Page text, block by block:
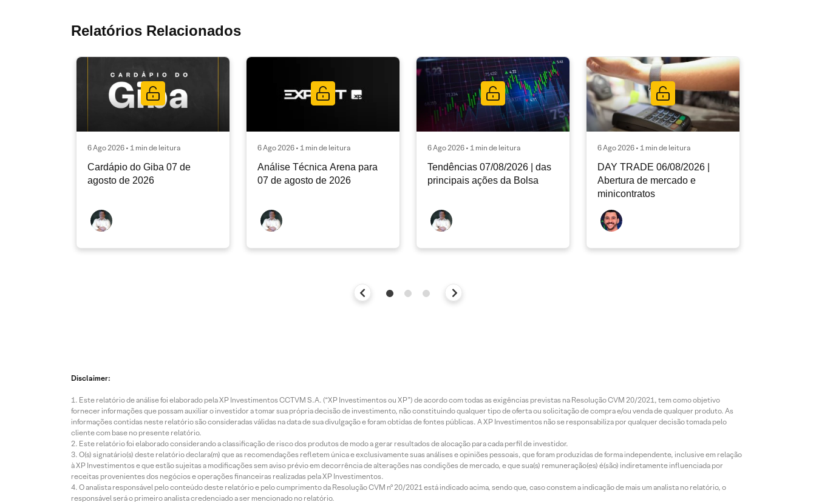
Relatórios Relacionados
6 Ago 2026 • 1 min de leitura
Cardápio do Giba 07 de
agosto de 2026
6 Ago 2026 • 1 min de leitura
Análise Técnica Arena para
07 de agosto de 2026
6 Ago 2026 • 1 min de leitura
Tendências 07/08/2026 | das
principais ações da Bolsa
6 Ago 2026 • 1 min de leitura
DAY TRADE 06/08/2026 |
Abertura de mercado e
minicontratos
Disclaimer:
Este relatório de análise foi elaborado pela XP Investimentos CCTVM S.A. (“XP Investimentos ou XP”) de acordo com todas as exigências previstas na Resolução CVM 20/2021, tem como objetivo
fornecer informações que possam auxiliar o investidor a tomar sua própria decisão de investimento, não constituindo qualquer tipo de oferta ou solicitação de compra e/ou venda de qualquer produto. As
informações contidas neste relatório são consideradas válidas na data de sua divulgação e foram obtidas de fontes públicas. A XP Investimentos não se responsabiliza por qualquer decisão tomada pelo
cliente com base no presente relatório.
Este relatório foi elaborado considerando a classificação de risco dos produtos de modo a gerar resultados de alocação para cada perfil de investidor.
O(s) signatário(s) deste relatório declara(m) que as recomendações refletem única e exclusivamente suas análises e opiniões pessoais, que foram produzidas de forma independente, inclusive em relação
à XP Investimentos e que estão sujeitas a modificações sem aviso prévio em decorrência de alterações nas condições de mercado, e que sua(s) remuneração(es) é(são) indiretamente influenciada por
receitas provenientes dos negócios e operações financeiras realizadas pela XP Investimentos.
O analista responsável pelo conteúdo deste relatório e pelo cumprimento da Resolução CVM nº 20/2021 está indicado acima, sendo que, caso constem a indicação de mais um analista no relatório, o
responsável será o primeiro analista credenciado a ser mencionado no relatório.